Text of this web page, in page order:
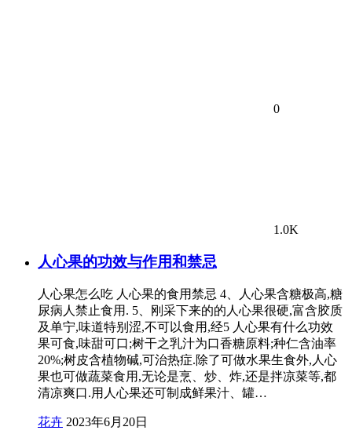
0
1.0K
人心果的功效与作用和禁忌
人心果怎么吃 人心果的食用禁忌 4、人心果含糖极高,糖
尿病人禁止食用. 5、刚采下来的的人心果很硬,富含胶质
及单宁,味道特别涩,不可以食用,经5 人心果有什么功效
果可食,味甜可口;树干之乳汁为口香糖原料;种仁含油率
20%;树皮含植物碱,可治热症.除了可做水果生食外,人心
果也可做蔬菜食用,无论是烹、炒、炸,还是拌凉菜等,都
清凉爽口.用人心果还可制成鲜果汁、罐…
花卉 2023年6月20日